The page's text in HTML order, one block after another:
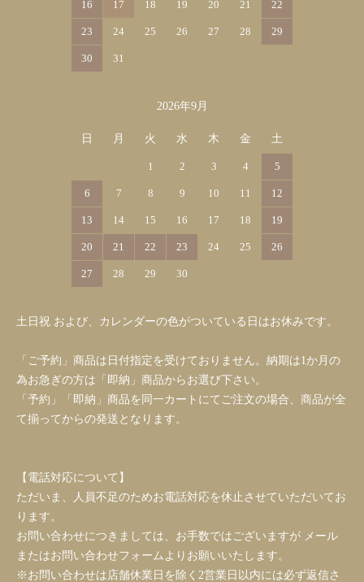
16 17 18 19 20 21 22
23 24 25 26 27 28 29
30 31
2026年9月
日 月 火 水 木 金 土
1 2 3 4 5
6 7 8 9 10 11 12
13 14 15 16 17 18 19
20 21 22 23 24 25 26
27 28 29 30
土日祝 および、カレンダーの色がついている日はお休みです。
「ご予約」商品は日付指定を受けておりません。納期は1か月の
為お急ぎの方は「即納」商品からお選び下さい。
「予約」「即納」商品を同一カートにてご注文の場合、商品が全
て揃ってからの発送となります。
【電話対応について】
ただいま、人員不足のためお電話対応を休止させていただいてお
ります。
お問い合わせにつきましては、お手数ではございますが メール
またはお問い合わせフォームよりお願いいたします。
※お問い合わせは店舗休業日を除く2営業日以内には必ず返信さ